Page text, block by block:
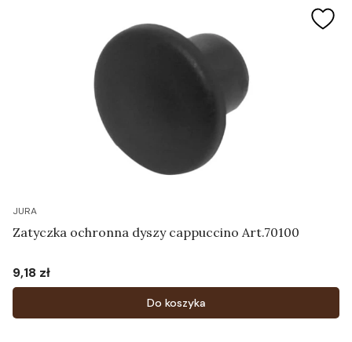
JURA
Zatyczka ochronna dyszy cappuccino Art.70100
Cena
9,18 zł
Do koszyka